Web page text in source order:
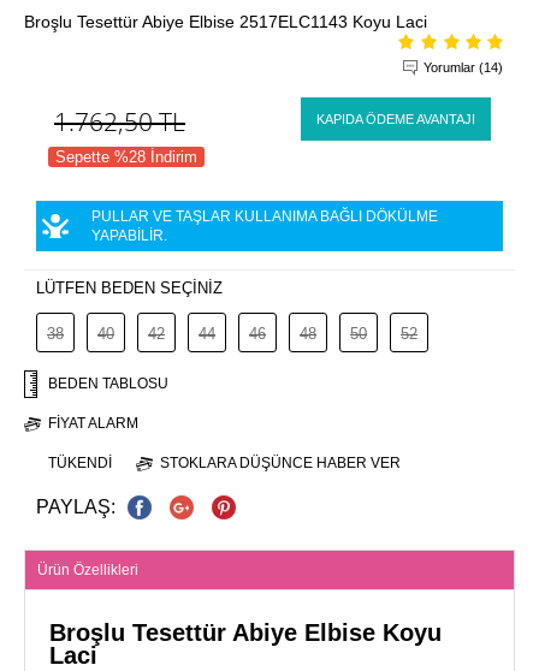
Broşlu Tesettür Abiye Elbise 2517ELC1143 Koyu Laci
Yorumlar (14)
1.762,50TL KAPIDA ÖDEME AVANTAJI
Sepette %28 İndirim
PULLAR VE TAŞLAR KULLANIMA BAĞLI DÖKÜLME
YAPABİLİR.
LÜTFEN BEDEN SEÇİNİZ
38 40 42 44 46 48 50 52
BEDEN TABLOSU
FIYAT ALARM
TÜKENDI STOKLARA DÜŞÜNCE HABER VER
PAYLAŞ:
Ürün Özellikleri
Broşlu Tesettür Abiye Elbise Koyu
Laci